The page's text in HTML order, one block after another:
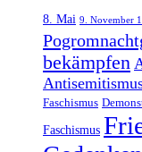
8. Mai 9. November
bekämpfen
Faschismus
Faschismus